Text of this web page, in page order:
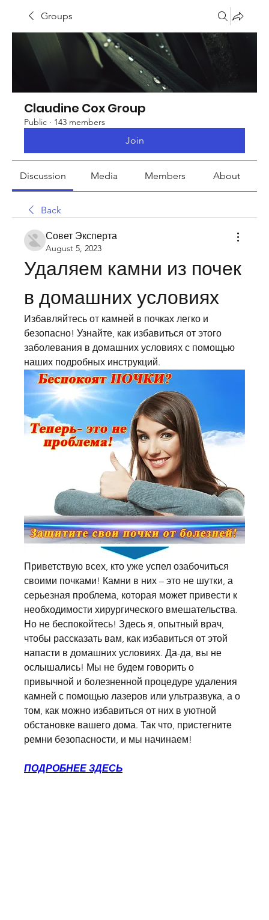
Groups
Claudine Cox Group
Public · 143 members
Join
Discussion Media Members About
Back
Совет Эксперта
August 5, 2023
Удаляем камни из почек
в домашних условиях
Избавляйтесь от камней в почках легко и
безопасно! Узнайте, как избавиться от этого
заболевания в домашних условиях с помощью
наших подробных инструкций.
Приветствую всех, кто уже успел озабочиться
своими почками! Камни в них – это не шутки, а
серьезная проблема, которая может привести к
необходимости хирургического вмешательства.
Но не беспокойтесь! Здесь я, опытный врач,
чтобы рассказать вам, как избавиться от этой
напасти в домашних условиях. Да-да, вы не
ослышались! Мы не будем говорить о
привычной и болезненной процедуре удаления
камней с помощью лазеров или ультразвука, а о
том, как можно избавиться от них в уютной
обстановке вашего дома. Так что, пристегните
ремни безопасности, и мы начинаем!
ПОДРОБНЕЕ ЗДЕСЬ